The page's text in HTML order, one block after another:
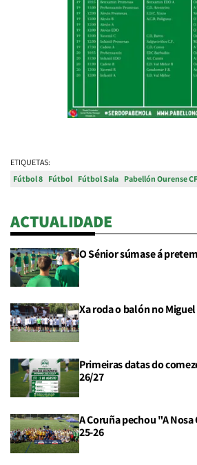
ETIQUETAS:
Fútbol 8 Fútbol Fútbol Sala Pabellón Ourense CF
ACTUALIDADE
O Sénior súmase á
Xa roda o balón no
Primeiras datas do
26/27
A Coruña pechou "A
25-26